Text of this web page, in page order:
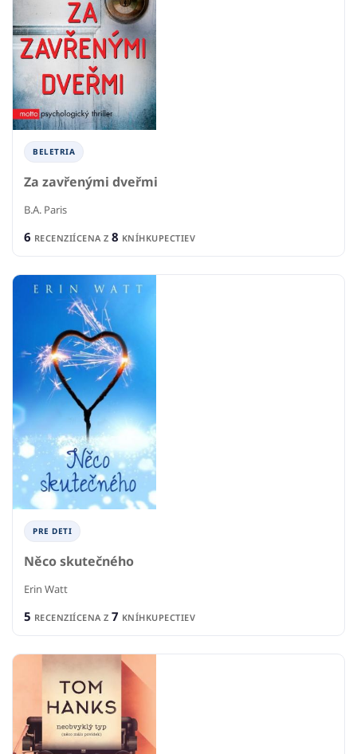
BELETRIA
Za zavřenými dveřmi
B.A. Paris
6 RECENZIÍCENA Z 8 KNÍHKUPECTIEV
PRE DETI
Něco skutečného
Erin Watt
5 RECENZIÍCENA Z 7 KNÍHKUPECTIEV